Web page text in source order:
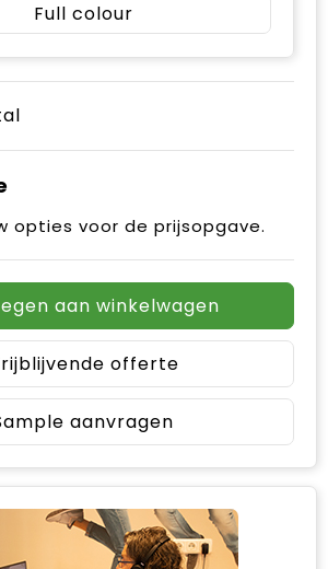
Full colour
opties voor de prijsopgave.
aan winkelwagen
offerte
aanvragen